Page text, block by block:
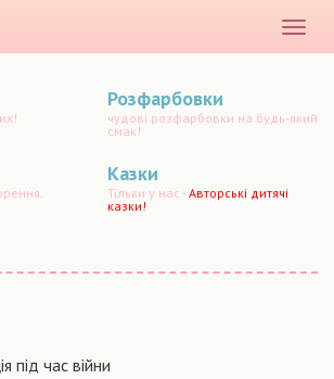
меню
Розфарбовки
чудові розфарбовки на будь-який
смак!
Казки
Тільки у нас -Авторські дитячі
казки!
під час війни